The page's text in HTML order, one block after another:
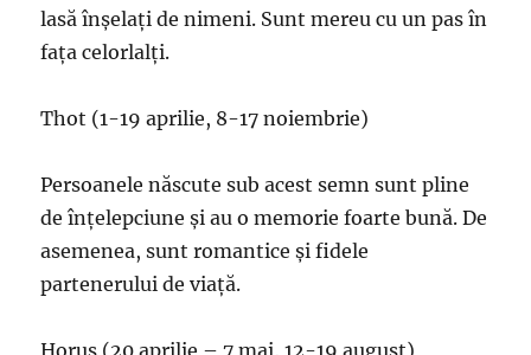
lasă înșelați de nimeni. Sunt mereu cu un pas în
fața celorlalți.
Thot (1-19 aprilie, 8-17 noiembrie)
Persoanele născute sub acest semn sunt pline
de înțelepciune și au o memorie foarte bună. De
asemenea, sunt romantice și fidele
partenerului de viață.